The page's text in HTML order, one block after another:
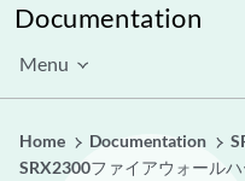
Documentation
Menu
Home Documentation
SRX2300ファイアウォール